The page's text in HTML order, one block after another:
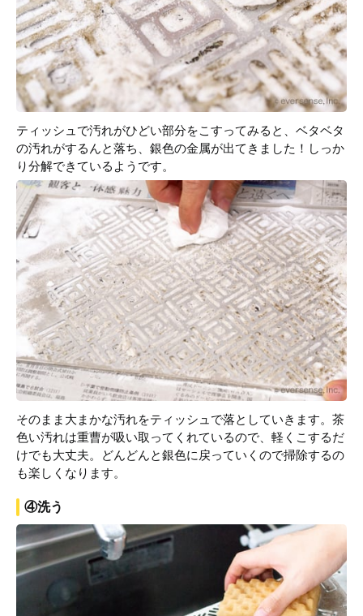
ティッシュで汚れがひどい部分をこすってみると、ベタベタ
の汚れがするんと落ち、銀色の金属が出てきました！しっか
り分解できているようです。
そのまま大まかな汚れをティッシュで落としていきます。茶
色い汚れは重曹が吸い取ってくれているので、軽くこするだ
けでも大丈夫。どんどんと銀色に戻っていくので掃除するの
も楽しくなります。
④洗う